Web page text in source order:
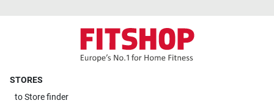
STORES
toStore finder